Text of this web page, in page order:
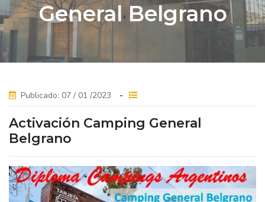
General Belgrano
Publicado: 07 / 01 /2023
Activación Camping General
Belgrano